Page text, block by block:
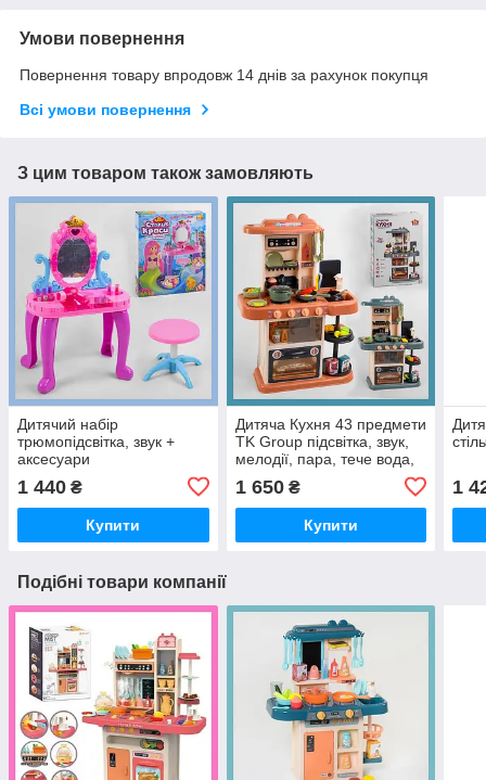
Умови повернення
Повернення товару впродовж 14 днів за рахунок покупця
Всі умови повернення
З цим товаром також замовляють
Дитячий набір
трюмопідсвітка, звук +
аксесуари
1 440 ₴
Купити
Дитяча Кухня 43 предмети
TK Group підсвітка, звук,
мелодії, пара, тече вода,
1 650₴
Купити
1
Подібні товари компанії